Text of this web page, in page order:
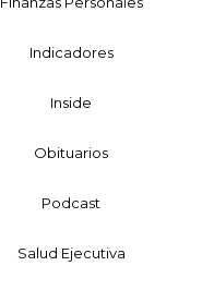
Indicadores
Inside
Obituarios
Podcast
Salud Ejecutiva